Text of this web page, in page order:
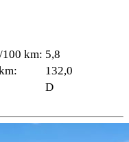
km: 5,8
132,0
D